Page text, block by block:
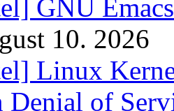
GNU
10. 2026
Linux
Denial of